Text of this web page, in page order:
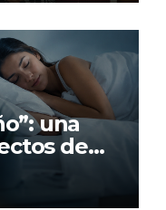
una
de
física y